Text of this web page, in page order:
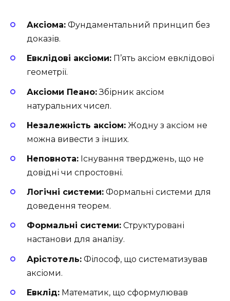
Аксіома: Фундаментальний принцип без
доказів.
Евклідові аксіоми: П’ять аксіом евклідової
геометрії.
Аксіоми Пеано:Збірник аксіом
натуральних чисел.
Незалежність аксіом: Жодну з аксіом не
можна вивести з інших.
Неповнота: Існування тверджень, що не
довідні чи спростовні.
Логічні системи: Формальні системи для
доведення теорем.
Формальні системи: Структуровані
настанови для аналізу.
Арістотель: Філософ, що систематизував
аксіоми.
Евклід: Математик, що сформулював